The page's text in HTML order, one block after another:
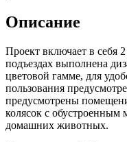
Описание
Проект включает в себя
подъездах выполнена
цветовой гамме, для
пользования
предусмотрены
колясок с обустроенным
домашних животных.